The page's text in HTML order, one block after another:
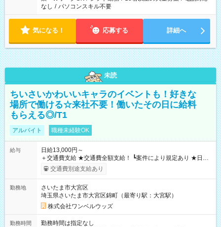
なし / パソコンスキル不要
気になる！ 応募する 詳細へ
未読
ちいさいかわいいキャラのイベントも！好きな
場所で働ける☆来社不要！働いたその日に給料
もらえる◎/T1
アルバイト 職種未経験OK
給与
日給13,000円～
＋交通費支給 ★交通費全額支給！ ┗案件により規定あり ★日払
いOK！（規定あり） ┗働いたその日に現金GET♪ お仕事後はコ
ンビニATMから 日払い分を引き落とせます！ 【試用期間】試
交通費別途支給あり
勤務地
さいたま市大宮区
埼玉県さいたま市大宮区錦町（最寄り駅：大宮駅）
株式会社ワンベルウッズ
勤務時間
勤務時間は指定なし